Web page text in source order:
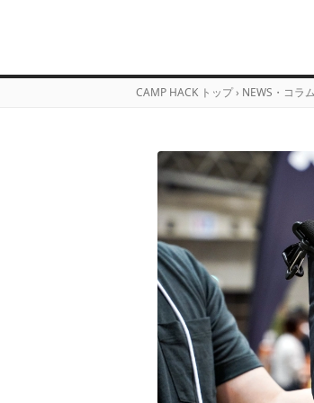
CAMP HACK トップ › NEWS・コラ